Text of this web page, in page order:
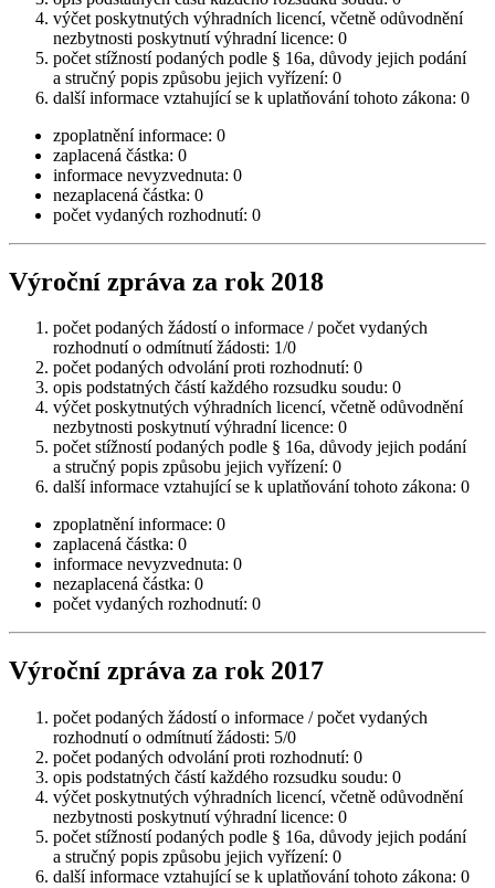
výčet poskytnutých výhradních licencí, včetně odůvodnění
nezbytnosti poskytnutí výhradní licence: 0
počet stížností podaných podle § 16a, důvody jejich podání
a stručný popis způsobu jejich vyřízení: 0
další informace vztahující se k uplatňování tohoto zákona: 0
zpoplatnění informace: 0
zaplacená částka: 0
informace nevyzvednuta: 0
nezaplacená částka: 0
počet vydaných rozhodnutí: 0
Výroční zpráva za rok 2018
počet podaných žádostí o informace / počet vydaných
rozhodnutí o odmítnutí žádosti: 1/0
počet podaných odvolání proti rozhodnutí: 0
opis podstatných částí každého rozsudku soudu: 0
výčet poskytnutých výhradních licencí, včetně odůvodnění
nezbytnosti poskytnutí výhradní licence: 0
počet stížností podaných podle § 16a, důvody jejich podání
a stručný popis způsobu jejich vyřízení: 0
další informace vztahující se k uplatňování tohoto zákona: 0
zpoplatnění informace: 0
zaplacená částka: 0
informace nevyzvednuta: 0
nezaplacená částka: 0
počet vydaných rozhodnutí: 0
Výroční zpráva za rok 2017
počet podaných žádostí o informace / počet vydaných
rozhodnutí o odmítnutí žádosti: 5/0
počet podaných odvolání proti rozhodnutí: 0
opis podstatných částí každého rozsudku soudu: 0
výčet poskytnutých výhradních licencí, včetně odůvodnění
nezbytnosti poskytnutí výhradní licence: 0
počet stížností podaných podle § 16a, důvody jejich podání
a stručný popis způsobu jejich vyřízení: 0
další informace vztahující se k uplatňování tohoto zákona: 0